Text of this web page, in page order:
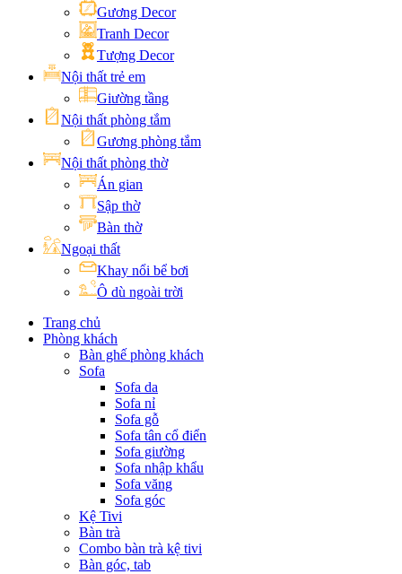
Gương Decor
Tranh Decor
Tượng Decor
Nội thất trẻ em
Giường tầng
Nội thất phòng tắm
Gương phòng tắm
Nội thất phòng thờ
Án gian
Sập thờ
Bàn thờ
Ngoại thất
Khay nổi bể bơi
Ô dù ngoài trời
Trang chủ
Phòng khách
Bàn ghế phòng khách
Sofa
Sofa da
Sofa nỉ
Sofa gỗ
Sofa tân cổ điển
Sofa giường
Sofa nhập khẩu
Sofa văng
Sofa góc
Kệ Tivi
Bàn trà
Combo bàn trà kệ tivi
Bàn góc, tab